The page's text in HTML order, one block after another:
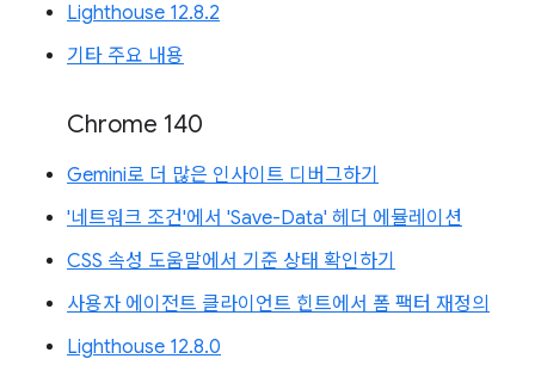
Lighthouse 12.8.2
기타 주요 내용
Chrome 140
Gemini로 더 많은 인사이트 디버그하기
'네트워크 조건'에서 'Save-Data' 헤더 에뮬레이션
CSS 속성 도움말에서 기준 상태 확인하기
사용자 에이전트 클라이언트 힌트에서 폼 팩터 재정의
Lighthouse 12.8.0